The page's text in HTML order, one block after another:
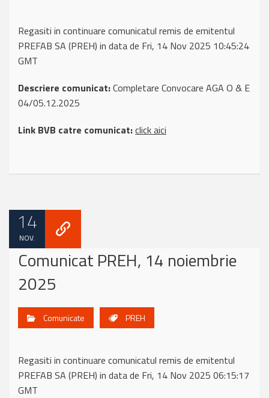
Regasiti in continuare comunicatul remis de emitentul
PREFAB SA (PREH) in data de Fri, 14 Nov 2025 10:45:24
GMT
Descriere comunicat:Completare Convocare AGA O & E
04/05.12.2025
Link BVB catre comunicat:click aici
14
NOV.
Comunicat PREH, 14 noiembrie
2025
Comunicate PREH
Regasiti in continuare comunicatul remis de emitentul
PREFAB SA (PREH) in data de Fri, 14 Nov 2025 06:15:17
GMT